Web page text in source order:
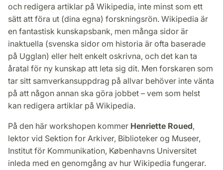
och redigera artiklar på Wikipedia, inte minst som ett
sätt att föra ut (dina egna) forskningsrön. Wikipedia är
en fantastisk kunskapsbank, men många sidor är
inaktuella (svenska sidor om historia är ofta baserade
på Ugglan) eller helt enkelt oskrivna, och det kan ta
åratal för ny kunskap att leta sig dit. Men forskaren som
tar sitt samverkansuppdrag på allvar behöver inte vänta
på att någon annan ska göra jobbet – vem som helst
kan redigera artiklar på Wikipedia.
På den här workshopen kommer Henriette Roued,
lektor vid Sektion for Arkiver, Biblioteker og Museer,
Institut för Kommunikation, Københavns Universitet
inleda med en genomgång av hur Wikipedia fungerar.